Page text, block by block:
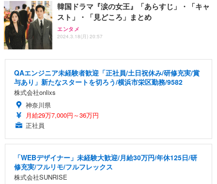
韓国ドラマ『涙の女王』「あらすじ」・「キャ
スト」・「見どころ」まとめ
エンタメ
2024.3.18(月) 20:57
QAエンジニア未経験者歓迎「正社員/土日祝休み/研修充実/賞
与あり」新たなスタートを切ろう/横浜市栄区勤務/9582
株式会社onlixs
神奈川県
月給29万7,000円～36万円
正社員
「WEBデザイナー」未経験大歓迎/月給30万円/年休125日/研
修充実/フルリモ/フルフレックス
株式会社SUNRISE